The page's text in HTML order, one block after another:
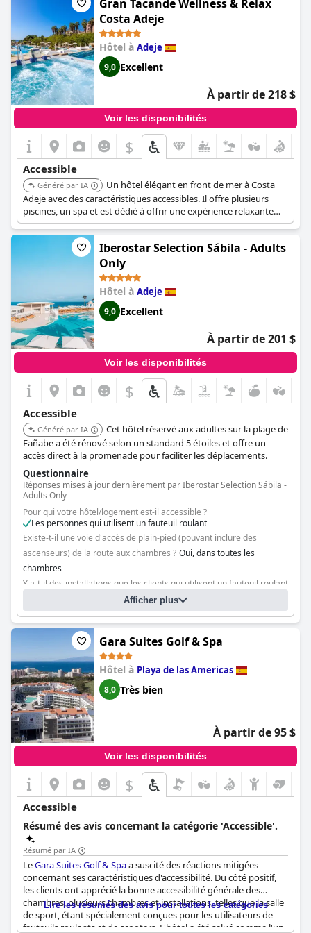
Gran Tacande Wellness & Relax
Costa Adeje
Hôtel à Adeje
9,0 Excellent
À partir de 218 $
Voir les disponibilités
$
Accessible
Généré par IA
Un hôtel élégant en front de mer à Costa
Adeje avec des caractéristiques accessibles. Il offre plusieurs
piscines, un spa et est dédié à offrir une expérience relaxante
aux clients.
Iberostar Selection Sábila - Adults
Only
Hôtel à Adeje
9,0 Excellent
À partir de 201 $
Voir les disponibilités
$
Accessible
Généré par IA
Cet hôtel réservé aux adultes sur la plage de
Fañabe a été rénové selon un standard 5 étoiles et offre un
accès direct à la promenade pour faciliter les déplacements.
Questionnaire
Réponses mises à jour dernièrement par Iberostar Selection Sábila -
Adults Only
Pour qui votre hôtel/logement est-il accessible ?
Les personnes qui utilisent un fauteuil roulant
Existe-t-il une voie d'accès de plain-pied (pouvant inclure des
ascenseurs) de la route aux chambres ? Oui, dans toutes les
chambres
Y a-t-il des installations que les clients qui utilisent un fauteuil roulant
ne peuvent pas atteindre ? Non
Afficher plus
Gara Suites Golf & Spa
Hôtel à Playa de las Americas
8,0 Très bien
À partir de 95 $
Voir les disponibilités
$
Accessible
Résumé des avis concernant la catégorie 'Accessible'.
Résumé par IA
LeGara Suites Golf & Spaa suscité des réactions mitigées
concernant ses caractéristiques d'accessibilité. Du côté positif,
les clients ont apprécié la bonne accessibilité générale des
chambres, plusieurs chambres et installations, telles que la salle
de sport, étant spécialement conçues pour les utilisateurs de
fauteuils roulants et de scooters. L'hôtel a été salué comme l'un
Lire les résumés des avis pour toutes les catégories